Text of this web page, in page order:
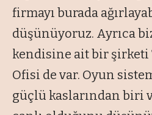
firmayı burada
düşünüyoruz. Ayrıca
kendisine ait bir
Ofisi de var. Oyun
güçlü kaslarından biri